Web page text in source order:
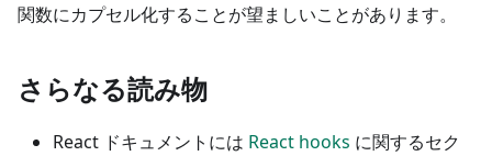
関数にカプセル化することが望ましいことがあります。
さらなる読み物
React ドキュメントには React hooks に関するセク